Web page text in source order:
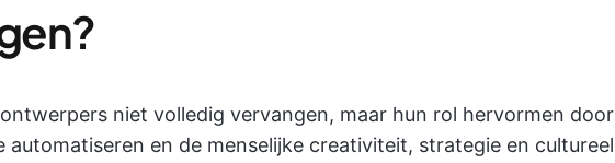
niet volledig vervangen, maar hun rol hervormen door
automatiseren en de menselijke creativiteit, strategie en cultureel